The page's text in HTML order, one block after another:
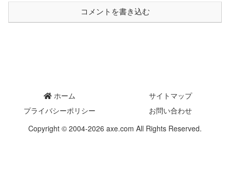
コメントを書き込む
ホーム
サイトマップ
プライバシーポリシー
お問い合わせ
Copyright © 2004-2026 axe.com All Rights Reserved.